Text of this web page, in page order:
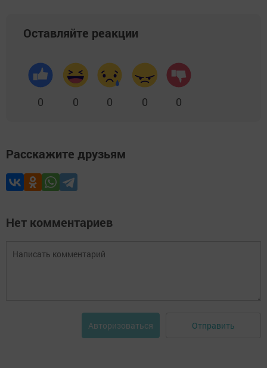
Оставляйте реакции
0 0 0 0 0
Расскажите друзьям
Нет комментариев
Авторизоваться Отправить